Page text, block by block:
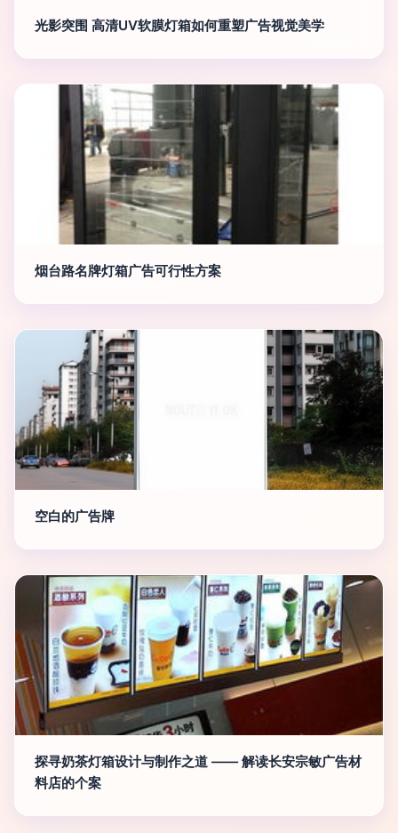
光影突围 高清UV软膜灯箱如何重塑广告视觉美学
烟台路名牌灯箱广告可行性方案
空白的广告牌
探寻奶茶灯箱设计与制作之道 —— 解读长安宗敏广告材
料店的个案